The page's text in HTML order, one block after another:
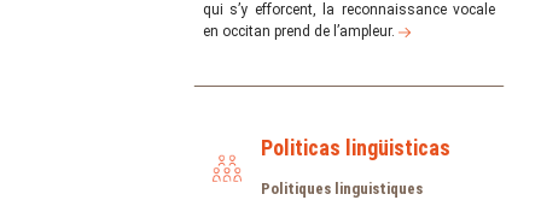
qui s’y efforcent, la reconnaissance vocale
en occitan prend de l’ampleur.
Politicas lingüisticas
Politiques linguistiques